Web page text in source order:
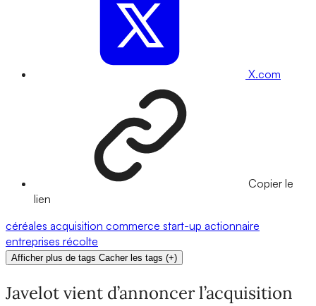
X.com
Copier le
lien
céréales acquisition commerce start-up actionnaire
entreprises récolte
Afficher plus de tags Cacher les tags (+)
Javelot vient d’annoncer l’acquisition